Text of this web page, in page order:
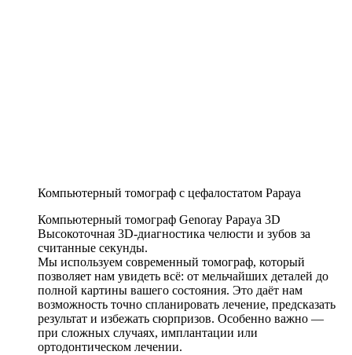
Компьютерный томограф с цефалостатом Рарауа
Компьютерный томограф Genoray Papaya 3D
Высокоточная 3D-диагностика челюсти и зубов за
считанные секунды.
Мы используем современный томограф, который
позволяет нам увидеть всё: от мельчайших деталей до
полной картины вашего состояния. Это даёт нам
возможность точно спланировать лечение, предсказать
результат и избежать сюрпризов. Особенно важно —
при сложных случаях, имплантации или
ортодонтическом лечении.